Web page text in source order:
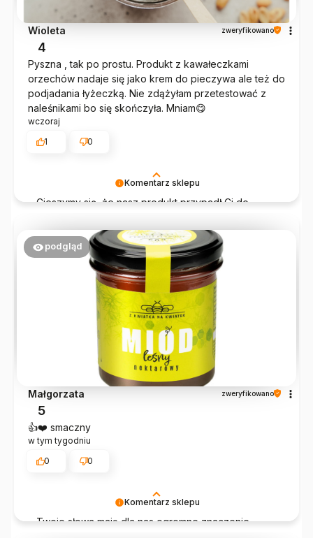
Komentarz sklepu
Cieszymy się, że nasz produkt przypadł Ci do
największa motywacja do dalszej pracy!
Wioleta zweryfikowano
4
Pyszna , tak po prostu. Produkt z kawałeczkami
orzechów nadaje się jako krem do pieczywa ale też do
podjadania łyżeczką. Nie zdążyłam przetestować z
naleśnikami bo się skończyła. Mniam😋
wczoraj
1
0
Komentarz sklepu
Twoje słowa mają dla nas ogromne znaczenie.
podgląd
Małgorzata zweryfikowano
5
👍️❤️ smaczny
w tym tygodniu
0
0